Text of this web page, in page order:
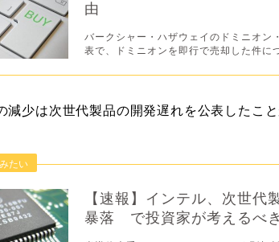
由
バークシャー・ハザウェイのドミニオン
表で、ドミニオンを即行で売却した件に
減少は次世代製品の開発遅れを公表したこと
【速報】インテル、次世代
暴落 で投資家が考えるべ